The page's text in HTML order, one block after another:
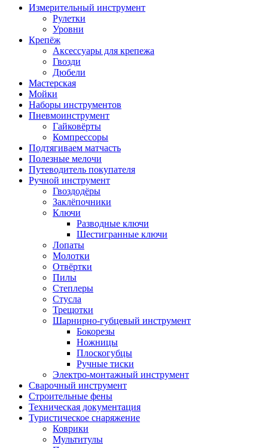
Измерительный инструмент
Рулетки
Уровни
Крепёж
Аксессуары для крепежа
Гвозди
Дюбели
Мастерская
Мойки
Наборы инструментов
Пневмоинструмент
Гайковёрты
Компрессоры
Подтягиваем матчасть
Полезные мелочи
Путеводитель покупателя
Ручной инструмент
Гвоздодёры
Заклёпочники
Ключи
Разводные ключи
Шестигранные ключи
Лопаты
Молотки
Отвёртки
Пилы
Степлеры
Стусла
Трещотки
Шарнирно-губцевый инструмент
Бокорезы
Ножницы
Плоскогубцы
Ручные тиски
Электро-монтажный инструмент
Сварочный инструмент
Строительные фены
Техническая документация
Туристическое снаряжение
Коврики
Мультитулы